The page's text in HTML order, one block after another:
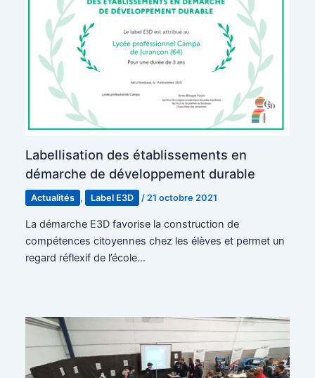
Labellisation des établissements en
démarche de développement durable
Actualités , Label E3D /21 octobre 2021
La démarche E3D favorise la construction de
compétences citoyennes chez les élèves et permet un
regard réflexif de l’école…